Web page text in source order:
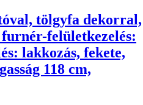
tölgyfa dekorral,
felületkezelés:
lakkozás, fekete,
118 cm,